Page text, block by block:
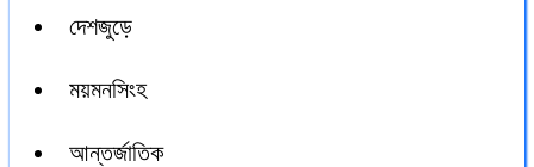
দেশজুড়ে
ময়মনসিংহ
আন্তর্জাতিক